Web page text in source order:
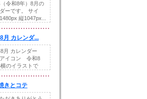
令和8年）8月の
ーです。 サイ
縦1047px...
月 カレンダ...
8月 カレンダー
イコン 令和8
のイラストで
きとコテ